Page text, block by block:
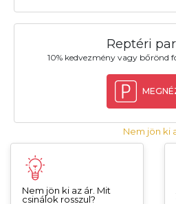
Reptéri
10% kedvezmény vagy bőrönd
Nem jön ki
Nem jön ki az ár. Mit
csinálok rosszul?